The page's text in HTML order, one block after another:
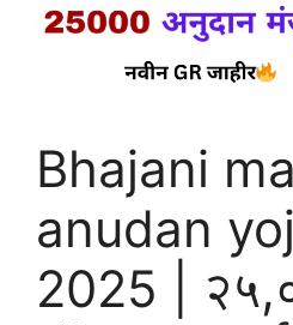
Bhajani
anudan
2025 |